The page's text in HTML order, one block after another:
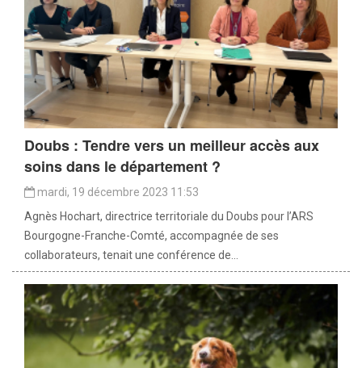
Doubs : Tendre vers un meilleur accès aux
soins dans le département ?
mardi, 19 décembre 2023 11:53
Agnès Hochart, directrice territoriale du Doubs pour l’ARS
Bourgogne-Franche-Comté, accompagnée de ses
collaborateurs, tenait une conférence de...